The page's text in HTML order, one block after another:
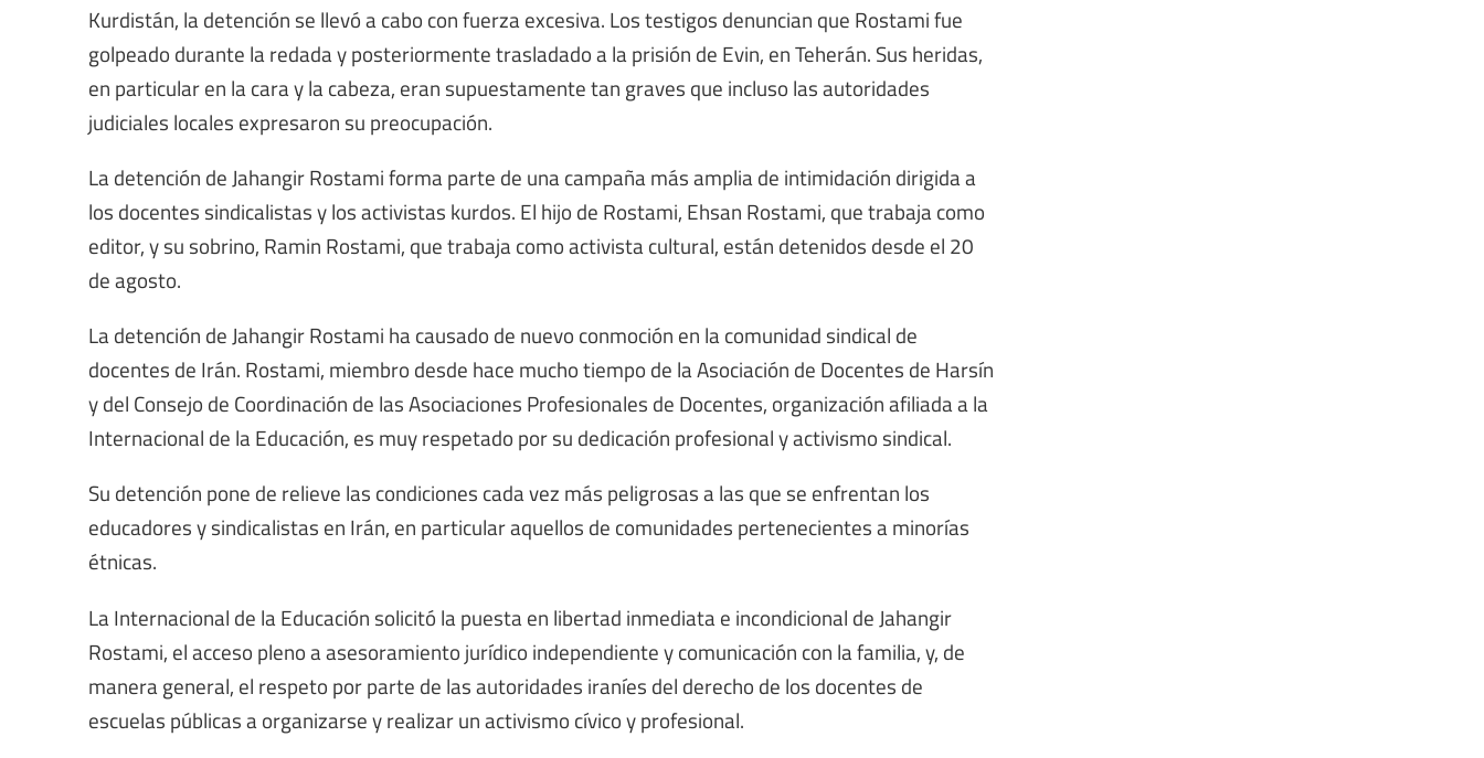
Kurdistán, la detención se llevó a cabo con fuerza excesiva. Los testigos denuncian que Rostami fue
golpeado durante la redada y posteriormente trasladado a la prisión de Evin, en Teherán. Sus heridas,
en particular en la cara y la cabeza, eran supuestamente tan graves que incluso las autoridades
judiciales locales expresaron su preocupación.
La detención de Jahangir Rostami forma parte de una campaña más amplia de intimidación dirigida a
los docentes sindicalistas y los activistas kurdos. El hijo de Rostami, Ehsan Rostami, que trabaja como
editor, y su sobrino, Ramin Rostami, que trabaja como activista cultural, están detenidos desde el 20
de agosto.
La detención de Jahangir Rostami ha causado de nuevo conmoción en la comunidad sindical de
docentes de Irán. Rostami, miembro desde hace mucho tiempo de la Asociación de Docentes de Harsín
y del Consejo de Coordinación de las Asociaciones Profesionales de Docentes, organización afiliada a la
Internacional de la Educación, es muy respetado por su dedicación profesional y activismo sindical.
Su detención pone de relieve las condiciones cada vez más peligrosas a las que se enfrentan los
educadores y sindicalistas en Irán, en particular aquellos de comunidades pertenecientes a minorías
étnicas.
La Internacional de la Educación solicitó la puesta en libertad inmediata e incondicional de Jahangir
Rostami, el acceso pleno a asesoramiento jurídico independiente y comunicación con la familia, y, de
manera general, el respeto por parte de las autoridades iraníes del derecho de los docentes de
escuelas públicas a organizarse y realizar un activismo cívico y profesional.